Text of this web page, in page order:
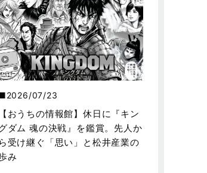
2026/07/23
【おうちの情報館】休日に『キン
ダム 魂の決戦』を鑑賞。先人か
ら受け継ぐ「思い」と松井産業の
み